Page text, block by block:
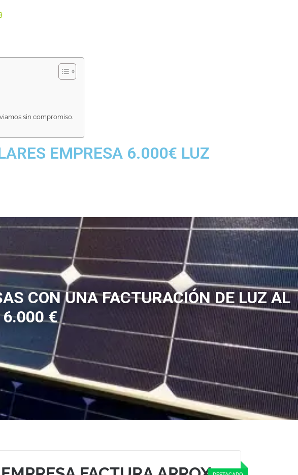
sin compromiso.
EMPRESA 6.000€ LUZ
CON UNA FACTURACIÓN DE LUZ AL
6.000 €